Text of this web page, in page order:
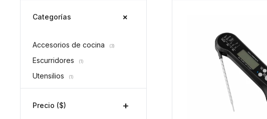
Categorías
Accesorios de cocina (3)
Escurridores (1)
Utensilios (1)
Precio ($)